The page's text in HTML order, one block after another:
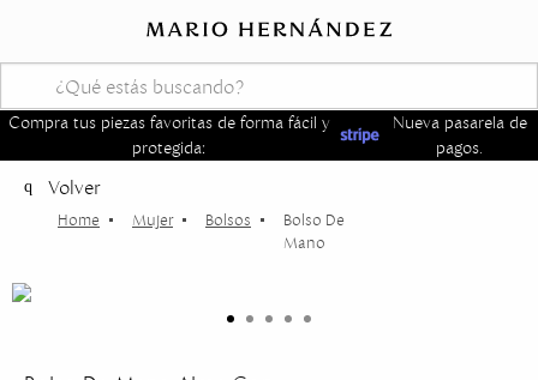
Compra tus piezas favoritas de forma fácil y
protegida:
Nueva pasarela de
pagos.
Volver
Mujer Bolsos
Bolso De
Mano